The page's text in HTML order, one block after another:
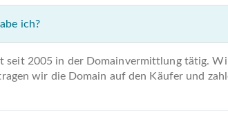
ich?
seit 2005 in der Domainvermittlung tätig.
wir die Domain auf den Käufer und